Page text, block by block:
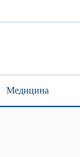
Медицина